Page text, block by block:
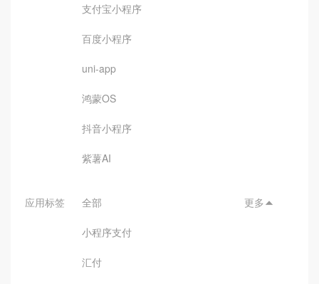
支付宝小程序
百度小程序
uni-app
鸿蒙OS
抖音小程序
紫薯AI
应用标签 全部
小程序支付
汇付
更多 